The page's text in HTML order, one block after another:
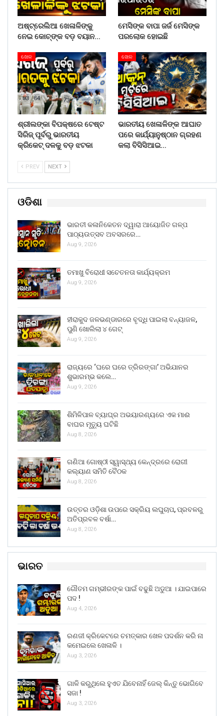
ଅଷ୍ଟ୍ରେଲିଆ ଖେଳାଳିଙ୍କୁ
ନେଇ କୋଚ୍‌ଙ୍କ ବଡ଼ ବୟାନ…
ମେସିଙ୍କ ବାପା ଜର୍ଜ ମେସିଙ୍କ
ପରଲୋକ ହୋଇଛି
ଖେଳ
ଶ୍ରୀଲଙ୍କା ବିପକ୍ଷରେ ଟେଷ୍ଟ
ସିରିଜ୍ ପୂର୍ବରୁ ଭାରତୀୟ
କ୍ରିକେଟ୍ ଦଳକୁ ବଡ଼ ଝଟକା
ଖେଳ
ଭାରତୀୟ ଖେଳାଳିଙ୍କ ଆଘାତ
ପରେ କାର୍ଯ୍ୟାନୁଷ୍ଠାନ ଗ୍ରହଣ
କଲା ବିସିସିଆଇ…
PREV NEXT
ଓଡିଶା
ଭାରତୀ କଳାନିକେତନ ଦ୍ୱାରା ଆୟୋଜିତ ଗଳ୍ପ
ପାଠ୍ୟଉତ୍ସବ ଅବସରରେ…
Aug 9, 2026
ତମାଖୁ ବିରୋଧୀ ସଚେତନତା କାର୍ଯ୍ୟକ୍ରମ
Aug 9, 2026
ହୀରାକୁଦ ଜଳଭଣ୍ଡାରରେ ବୃଦ୍ଧି ପାଇଲା ବନ୍ୟାଜଳ,
ପୁଣି ଖୋଲିଲା ୪ ଗେଟ୍
Aug 9, 2026
ରାଜ୍ୟରେ ‘ଘରେ ଘରେ ତ୍ରିରଙ୍ଗା’ ଅଭିଯାନର
ଶୁଭାରମ୍ଭ କଲେ…
Aug 9, 2026
ଶିମିଳିପାଳ ବ୍ୟାଘ୍ର ଅଭୟାରଣ୍ୟରେ ଏକ ମାଈ
ବାଘର ମୃତ୍ୟୁ ଘଟିଛି
Aug 8, 2026
ଗଣିଆ ଗୋଷ୍ଠୀ ସ୍ୱାସ୍ଥ୍ୟ କେନ୍ଦ୍ରରେ ରୋଗୀ
କଲ୍ୟାଣ ସମିତି ବୈଠକ
Aug 8, 2026
ଉତ୍ତର ଓଡ଼ିଶା ଉପରେ ସକ୍ରିୟ ଲଘୁଚାପ, ପ୍ରବଳରୁ
ଅତିପ୍ରବଳ ବର୍ଷା…
Aug 8, 2026
ଭାରତ
ଗୌତମ ଗମ୍ଭୀରଙ୍କ ପାଇଁ ବଢୁଛି ଅଡୁଆ । ଯାଇପାରେ
ପଦ !
Aug 4, 2026
ରଣଜୀ କ୍ରିକେଟରେ ଚମତ୍କାର ଖେଳ ପଦର୍ଶନ କରି ନା
କମେଇଲେ ଖେଳାଳି ।
Aug 3, 2026
ଗାଳି କରୁଥିଲେ ହୁଏତ ଯିବେନାହିଁ ଜେଲ୍ କିନ୍ତୁ ଭୋଗିବେ
ସଜା !
Aug 3, 2026